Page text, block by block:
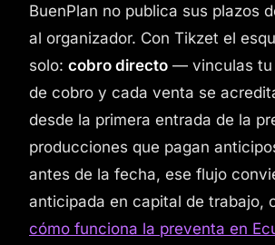
BuenPlan no publica sus plazos
al organizador. Con Tikzet el
solo: cobro directo — vinculas tu
de cobro y cada venta se
desde la primera entrada de la
producciones que pagan
antes de la fecha, ese flujo
anticipada en capital de trabajo,
cómo funciona la preventa en